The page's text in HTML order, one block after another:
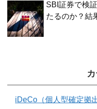
SBI証券で検
たるのか？結
iDeCo（個人型確定拠